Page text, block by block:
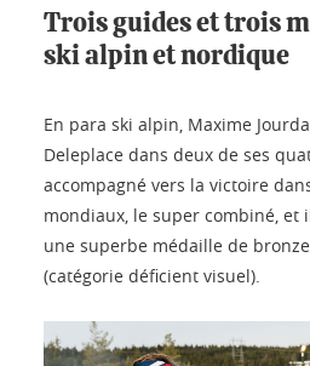
Trois guides et trois
ski alpin et nordique
En para ski alpin, Maxime
Deleplace dans deux de ses
accompagné vers la victoire
mondiaux, le super combiné, et
une superbe médaille de
(catégorie déficient visuel).